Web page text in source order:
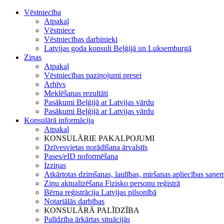
Vēstniecība
Atpakaļ
Vēstniece
Vēstniecības darbinieki
Latvijas goda konsuli Beļģijā un Luksemburgā
Ziņas
Atpakaļ
Vēstniecības paziņojumi presei
Arhīvs
Meklēšanas rezultāti
Pasākumi Beļģijā ar Latvijas vārdu
Pasākumi Beļģijā ar Latvijas vārdu
Konsulārā informācija
Atpakaļ
KONSULĀRIE PAKALPOJUMI
Dzīvesvietas norādīšana ārvalstīs
Pases/eID noformēšana
Izziņas
Atkārtotas dzimšanas, laulības, miršanas apliecības
Ziņu aktualizēšana Fizisko personu reģistrā
Bērna reģistrācija Latvijas pilsonībā
Notariālās darbības
KONSULĀRĀ PALĪDZĪBA
Palīdzība ārkārtas situācijās